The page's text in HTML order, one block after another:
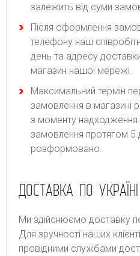
залежить від суми
Після оформлення
телефону наш
день та адресу
магазин нашої мережі.
Максимальний термін
замовлення в магазині
з моменту надходження.
замовлення протягом 5
розформовано.
ДОСТАВКА ПО
Ми здійснюємо доставку по
Для зручності наших
провідними службами